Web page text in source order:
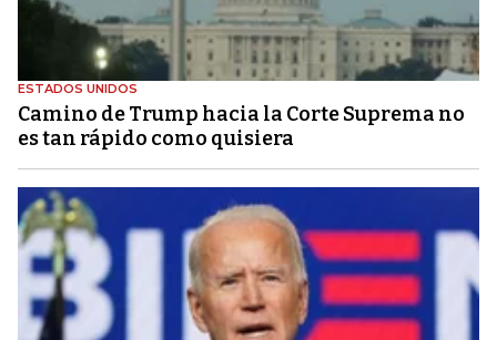
ESTADOS UNIDOS
Camino de Trump hacia la Corte Suprema no
es tan rápido como quisiera